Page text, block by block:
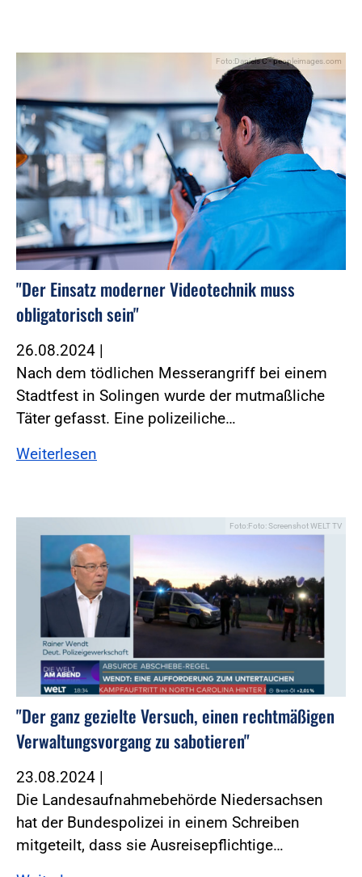
Foto:Daniels C - peopleimages.com
"Der Einsatz moderner Videotechnik muss
obligatorisch sein"
26.08.2024 |
Nach dem tödlichen Messerangriff bei einem
Stadtfest in Solingen wurde der mutmaßliche
Täter gefasst. Eine polizeiliche…
Weiterlesen
Foto:Foto: Screenshot WELT TV
"Der ganz gezielte Versuch, einen rechtmäßigen
Verwaltungsvorgang zu sabotieren"
23.08.2024 |
Die Landesaufnahmebehörde Niedersachsen
hat der Bundespolizei in einem Schreiben
mitgeteilt, dass sie Ausreisepflichtige…